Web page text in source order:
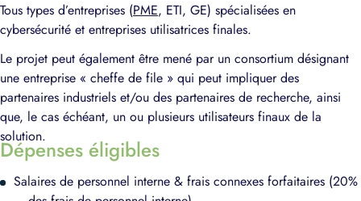
Tous types d’entreprises (PME, ETI, GE) spécialisées en
cybersécurité et entreprises utilisatrices finales.
Le projet peut également être mené par un consortium désignant
une entreprise « cheffe de file » qui peut impliquer des
partenaires industriels et/ou des partenaires de recherche, ainsi
que, le cas échéant, un ou plusieurs utilisateurs finaux de la
solution.
Dépenses éligibles
Salaires de personnel interne & frais connexes forfaitaires (20%